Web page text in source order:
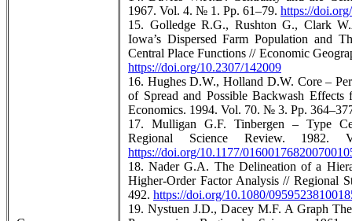
1967. Vol. 4. № 1. Pp. 61–79. https://
15. Golledge R.G., Rushton G., Clark
Iowa’s Dispersed Farm Population and
Central Place Functions // Economic
https://doi.org/10.2307/142009
16. Hughes D.W., Holland D.W. Core –
of Spread and Possible Backwash
Economics. 1994. Vol. 70. № 3. Pp.
17. Mulligan G.F. Tinbergen – Type
Regional Science Review.
https://doi.org/10.1177/
18. Nader G.A. The Delineation of a
Higher-Order Factor Analysis // Regional
492. https://doi.org/10.1080/
19. Nystuen J.D., Dacey M.F. A Graph